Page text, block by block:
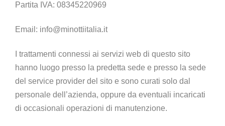
Partita IVA: 08345220969
Email: info@minottiitalia.it
I trattamenti connessi ai servizi web di questo sito
hanno luogo presso la predetta sede e presso la sede
del service provider del sito e sono curati solo dal
personale dell’azienda, oppure da eventuali incaricati
di occasionali operazioni di manutenzione.